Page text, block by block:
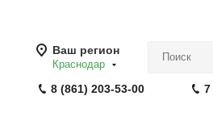
Ваш регион
Краснодар
8 (861) 203-53-00 7